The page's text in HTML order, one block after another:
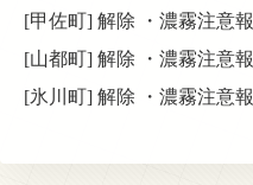
[甲佐町] 解除 ・濃霧注意報
[山都町] 解除 ・濃霧注意報
[氷川町] 解除 ・濃霧注意報